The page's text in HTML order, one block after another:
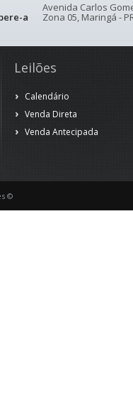
a
Avenida Carlos
Zona 05, Maringá -
Leilões
Calendário
Venda Direta
Venda Antecipada
©